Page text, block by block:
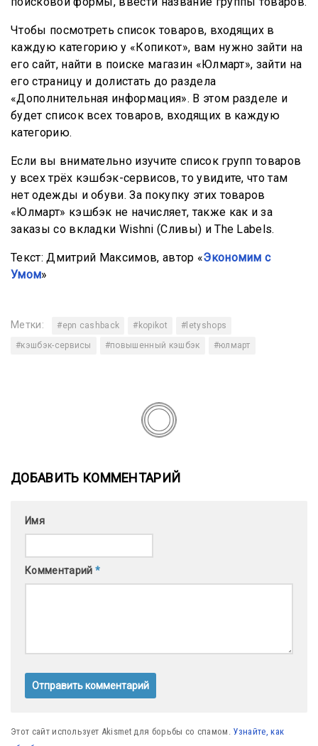
Чтобы посмотреть список товаров, входящих в
каждую категорию у «Копикот», вам нужно зайти на
его сайт, найти в поиске магазин «Юлмарт», зайти на
его страницу и долистать до раздела
«Дополнительная информация». В этом разделе и
будет список всех товаров, входящих в каждую
категорию.
Если вы внимательно изучите список групп товаров
у всех трёх кэшбэк-сервисов, то увидите, что там
нет одежды и обуви. За покупку этих товаров
«Юлмарт» кэшбэк не начисляет, также как и за
заказы со вкладки Wishni (Сливы) и The Labels.
Текст: Дмитрий Максимов, автор «Экономим с
Умом»
Метки: #epn cashback #kopikot
#letyshops
#кэшбэк-сервисы
#повышенный кэшбэк #юлмарт
ДОБАВИТЬ КОММЕНТАРИЙ
Комментарий *
Имя
Этот сайт использует Akismet для борьбы со спамом. Узнайте, как